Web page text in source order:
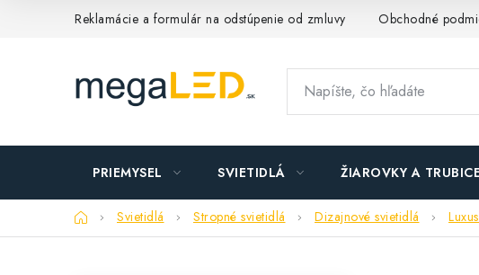
Reklamácie a formulár na odstúpenie od zmluvy Obchodné
PRIEMYSEL SVIETIDLÁ ŽIAROVKY A TRUBICE
DomovSvietidlá Stropné svietidlá Dizajnové svietidlá